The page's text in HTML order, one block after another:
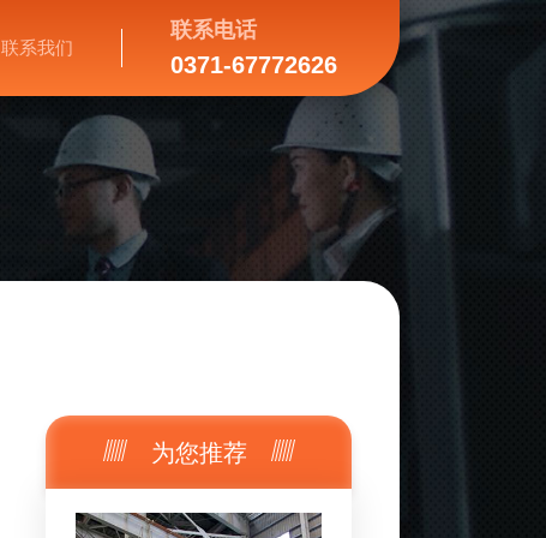
联系我们
联系电话
0371-67772626
为您推荐